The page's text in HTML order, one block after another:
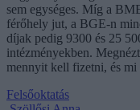
sem egységes. Míg a
férőhely jut, a BGE-n
díjak pedig 9300 és 25
intézményekben.
mennyit kell fizetni, és
Felsőoktatás